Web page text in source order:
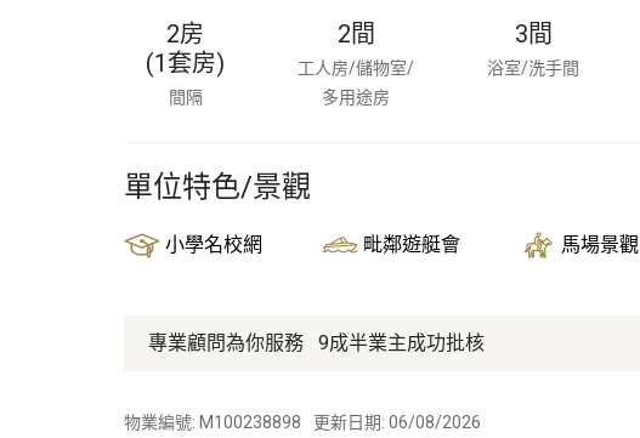
2房
(1套房)
間隔
2間
工人房/儲物室/
多用途房
3間
浴室/洗手間
單位特色/景觀
小學名校網 毗鄰遊艇會 馬場景觀
專業顧問為你服務 9成半業主成功批核
物業編號: M100238898 更新日期: 06/08/2026